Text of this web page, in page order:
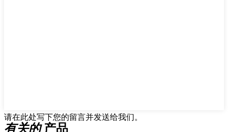
请在此处写下您的留言并发送给我们。
有关的产品